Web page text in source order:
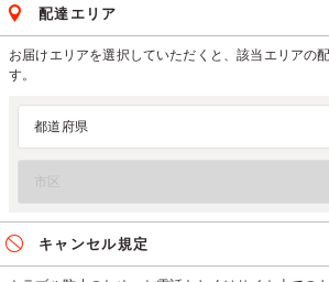
配達エリア
お届けエリアを選択していただくと、該当エリアの
す。
キャンセル規定